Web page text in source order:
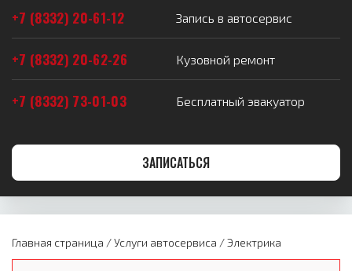
+7 (8332) 20-61-12 Запись в автосервис
+7 (8332) 20-62-26 Кузовной ремонт
+7 (8332) 73-01-03 Бесплатный эвакуатор
ЗАПИСАТЬСЯ
Главная страница /Услуги автосервиса /Электрика